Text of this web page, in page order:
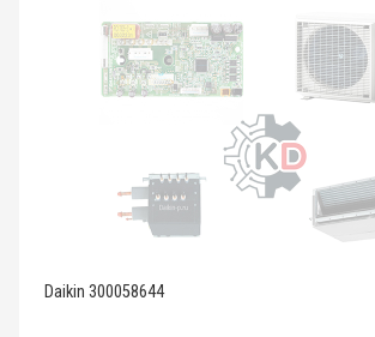
Daikin 300058644